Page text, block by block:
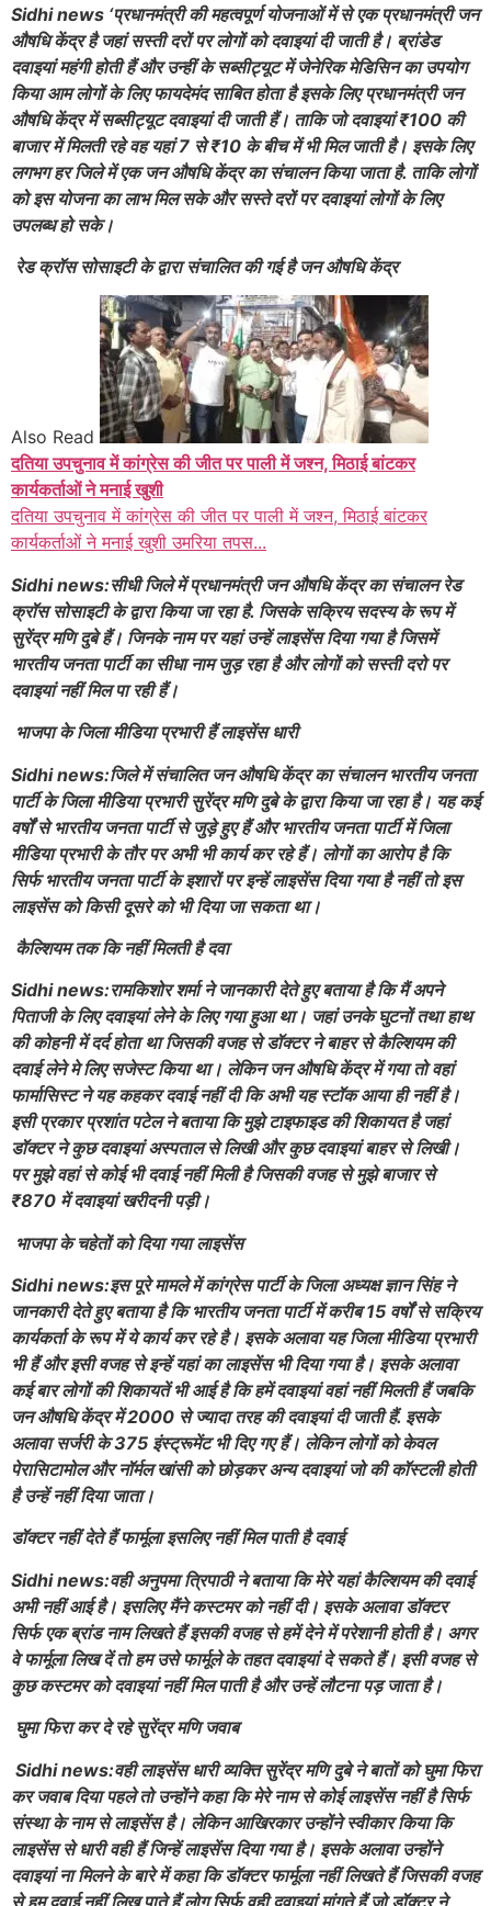
Sidhi news ‘प्रधानमंत्री की महत्वपूर्ण योजनाओं में से एक प्रधानमंत्री जन
औषधि केंद्र है जहां सस्ती दरों पर लोगों को दवाइयां दी जाती है। ब्रांडेड
दवाइयां महंगी होती हैं और उन्हीं के सब्सीट्यूट में जेनेरिक मेडिसिन का उपयोग
किया आम लोगों के लिए फायदेमंद साबित होता है इसके लिए प्रधानमंत्री जन
औषधि केंद्र में सब्सीट्यूट दवाइयां दी जाती हैं। ताकि जो दवाइयां ₹100 की
बाजार में मिलती रहे वह यहां 7 से ₹10 के बीच में भी मिल जाती है। इसके लिए
लगभग हर जिले में एक जन औषधि केंद्र का संचालन किया जाता है. ताकि लोगों
को इस योजना का लाभ मिल सके और सस्ते दरों पर दवाइयां लोगों के लिए
उपलब्ध हो सके।
रेड क्रॉस सोसाइटी के द्वारा संचालित की गई है जन औषधि केंद्र
Also Read
दतिया उपचुनाव में कांग्रेस की जीत पर पाली में जश्न, मिठाई बांटकर
कार्यकर्ताओं ने मनाई खुशी
दतिया उपचुनाव में कांग्रेस की जीत पर पाली में जश्न, मिठाई बांटकर
कार्यकर्ताओं ने मनाई खुशी उमरिया तपस...
Sidhi news:सीधी जिले में प्रधानमंत्री जन औषधि केंद्र का संचालन रेड
क्रॉस सोसाइटी के द्वारा किया जा रहा है. जिसके सक्रिय सदस्य के रूप में
सुरेंद्र मणि दुबे हैं। जिनके नाम पर यहां उन्हें लाइसेंस दिया गया है जिसमें
भारतीय जनता पार्टी का सीधा नाम जुड़ रहा है और लोगों को सस्ती दरो पर
दवाइयां नहीं मिल पा रही हैं।
भाजपा के जिला मीडिया प्रभारी हैं लाइसेंस धारी
Sidhi news:जिले में संचालित जन औषधि केंद्र का संचालन भारतीय जनता
पार्टी के जिला मीडिया प्रभारी सुरेंद्र मणि दुबे के द्वारा किया जा रहा है। यह कई
वर्षों से भारतीय जनता पार्टी से जुड़े हुए हैं और भारतीय जनता पार्टी में जिला
मीडिया प्रभारी के तौर पर अभी भी कार्य कर रहे हैं। लोगों का आरोप है कि
सिर्फ भारतीय जनता पार्टी के इशारों पर इन्हें लाइसेंस दिया गया है नहीं तो इस
लाइसेंस को किसी दूसरे को भी दिया जा सकता था।
कैल्शियम तक कि नहीं मिलती है दवा
Sidhi news:रामकिशोर शर्मा ने जानकारी देते हुए बताया है कि मैं अपने
पिताजी के लिए दवाइयां लेने के लिए गया हुआ था। जहां उनके घुटनों तथा हाथ
की कोहनी में दर्द होता था जिसकी वजह से डॉक्टर ने बाहर से कैल्शियम की
दवाई लेने मे लिए सजेस्ट किया था। लेकिन जन औषधि केंद्र में गया तो वहां
फार्मासिस्ट ने यह कहकर दवाई नहीं दी कि अभी यह स्टॉक आया ही नहीं है।
इसी प्रकार प्रशांत पटेल ने बताया कि मुझे टाइफाइड की शिकायत है जहां
डॉक्टर ने कुछ दवाइयां अस्पताल से लिखी और कुछ दवाइयां बाहर से लिखी।
पर मुझे वहां से कोई भी दवाई नहीं मिली है जिसकी वजह से मुझे बाजार से
₹870 में दवाइयां खरीदनी पड़ी।
भाजपा के चहेतों को दिया गया लाइसेंस
Sidhi news:इस पूरे मामले में कांग्रेस पार्टी के जिला अध्यक्ष ज्ञान सिंह ने
जानकारी देते हुए बताया है कि भारतीय जनता पार्टी में करीब 15 वर्षों से सक्रिय
कार्यकर्ता के रूप में ये कार्य कर रहे है। इसके अलावा यह जिला मीडिया प्रभारी
भी हैं और इसी वजह से इन्हें यहां का लाइसेंस भी दिया गया है। इसके अलावा
कई बार लोगों की शिकायतें भी आई है कि हमें दवाइयां वहां नहीं मिलती हैं जबकि
जन औषधि केंद्र में 2000 से ज्यादा तरह की दवाइयां दी जाती हैं. इसके
अलावा सर्जरी के 375 इंस्ट्रूमेंट भी दिए गए हैं। लेकिन लोगों को केवल
पेरासिटामोल और नॉर्मल खांसी को छोड़कर अन्य दवाइयां जो की कॉस्टली होती
है उन्हें नहीं दिया जाता।
डॉक्टर नहीं देते हैं फार्मूला इसलिए नहीं मिल पाती है दवाई
Sidhi news:वही अनुपमा त्रिपाठी ने बताया कि मेरे यहां कैल्शियम की दवाई
अभी नहीं आई है। इसलिए मैंने कस्टमर को नहीं दी। इसके अलावा डॉक्टर
सिर्फ एक ब्रांड नाम लिखते हैं इसकी वजह से हमें देने में परेशानी होती है। अगर
वे फार्मूला लिख दें तो हम उसे फार्मूले के तहत दवाइयां दे सकते हैं। इसी वजह से
कुछ कस्टमर को दवाइयां नहीं मिल पाती है और उन्हें लौटना पड़ जाता है।
घुमा फिरा कर दे रहे सुरेंद्र मणि जवाब
Sidhi news:वही लाइसेंस धारी व्यक्ति सुरेंद्र मणि दुबे ने बातों को घुमा फिरा
कर जवाब दिया पहले तो उन्होंने कहा कि मेरे नाम से कोई लाइसेंस नहीं है सिर्फ
संस्था के नाम से लाइसेंस है। लेकिन आखिरकार उन्होंने स्वीकार किया कि
लाइसेंस से धारी वही हैं जिन्हें लाइसेंस दिया गया है। इसके अलावा उन्होंने
दवाइयां ना मिलने के बारे में कहा कि डॉक्टर फार्मूला नहीं लिखते हैं जिसकी वजह
से हम दवाई नहीं लिख पाते हैं लोग सिर्फ वही दवाइयां मांगते हैं जो डॉक्टर ने